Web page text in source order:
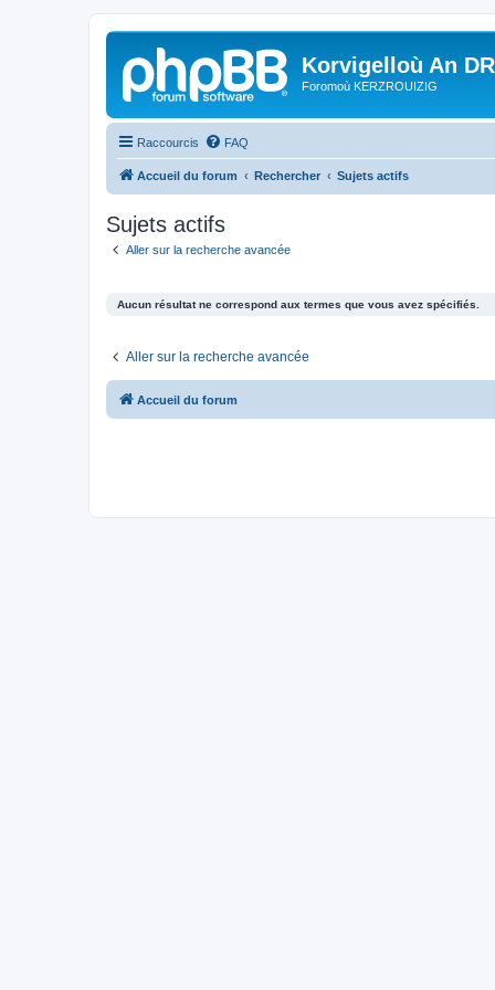
Korvigelloù An
Foromoù KERZROUIZIG
Raccourcis FAQ
Accueil du forum Rechercher Sujets actifs
Sujets actifs
Aller sur la recherche avancée
Aucun résultat ne correspond aux termes que vous avez spécifiés.
Aller sur la recherche avancée
Accueil du forum